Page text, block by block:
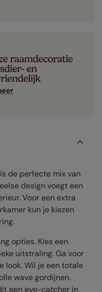
de perfecte mix van
design voegt een
Voor een extra
kun je kiezen
opties. Kies een
uitstraling. Ga voor
look. Wil je een totale
wave gordijnen.
een eye-catcher in